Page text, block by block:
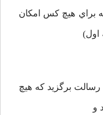
براي هيچ کس امکان
رسالت برگزيد که هيچ
و